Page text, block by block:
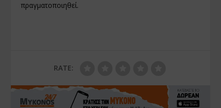
πραγματοποιηθεί.
RATE: